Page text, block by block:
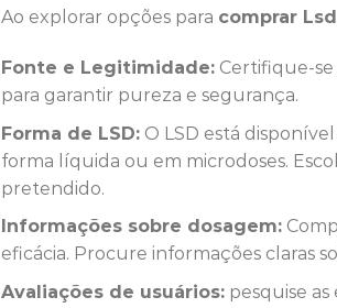
Ao explorar opções para comprar
Fonte e Legitimidade: Certifique-
para garantir pureza e segurança.
Forma de LSD: O LSD está
forma líquida ou em microdoses.
pretendido.
Informações sobre dosagem:
eficácia. Procure informações claras
Avaliações de usuários: pesquise